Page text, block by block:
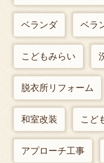
ベランダ ベラ
こどもみらい
脱衣所リフォーム
和室改装 こど
アプローチ工事